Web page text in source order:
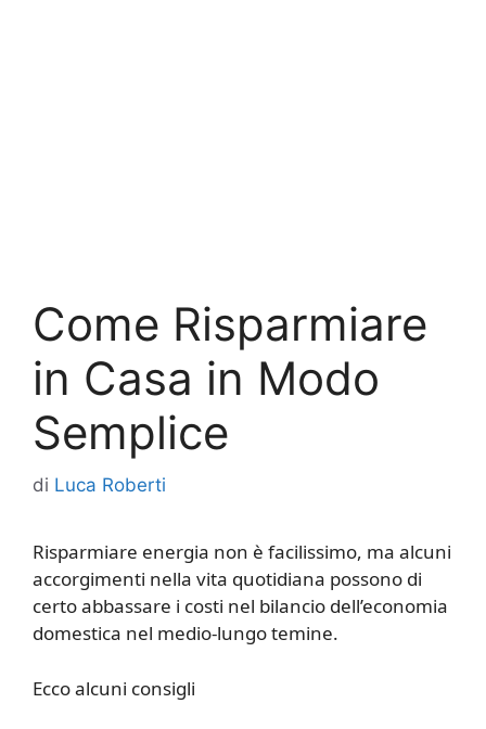
Come Risparmiare
in Casa in Modo
Semplice
di Luca Roberti
Risparmiare energia non è facilissimo, ma alcuni
accorgimenti nella vita quotidiana possono di
certo abbassare i costi nel bilancio dell’economia
domestica nel medio-lungo temine.
Ecco alcuni consigli